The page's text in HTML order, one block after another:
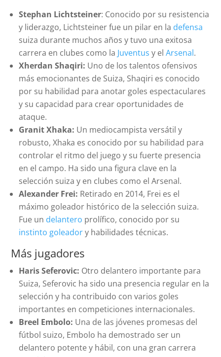
Stephan Lichtsteiner: Conocido por su resistencia
y liderazgo, Lichtsteiner fue un pilar en la defensa
suiza durante muchos años y tuvo una exitosa
carrera en clubes como la Juventus y elArsenal.
Xherdan Shaqiri: Uno de los talentos ofensivos
más emocionantes de Suiza, Shaqiri es conocido
por su habilidad para anotar goles espectaculares
y su capacidad para crear oportunidades de
ataque.
Granit Xhaka: Un mediocampista versátil y
robusto, Xhaka es conocido por su habilidad para
controlar el ritmo del juego y su fuerte presencia
en el campo. Ha sido una figura clave en la
selección suiza y en clubes como el Arsenal.
Alexander Frei: Retirado en 2014, Frei es el
máximo goleador histórico de la selección suiza.
Fue un delantero prolífico, conocido por su
instinto goleadory habilidades técnicas.
Más jugadores
Haris Seferovic: Otro delantero importante para
Suiza, Seferovic ha sido una presencia regular en la
selección y ha contribuido con varios goles
importantes en competiciones internacionales.
Breel Embolo: Una de las jóvenes promesas del
fútbol suizo, Embolo ha demostrado ser un
delantero potente y hábil, con una gran carrera